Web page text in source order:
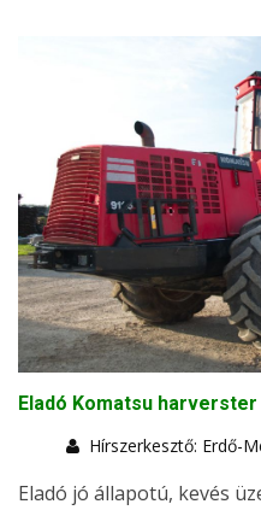
Eladó Komatsu harverster
Hírszerkesztő: Erdő-
Eladó jó állapotú, kevés